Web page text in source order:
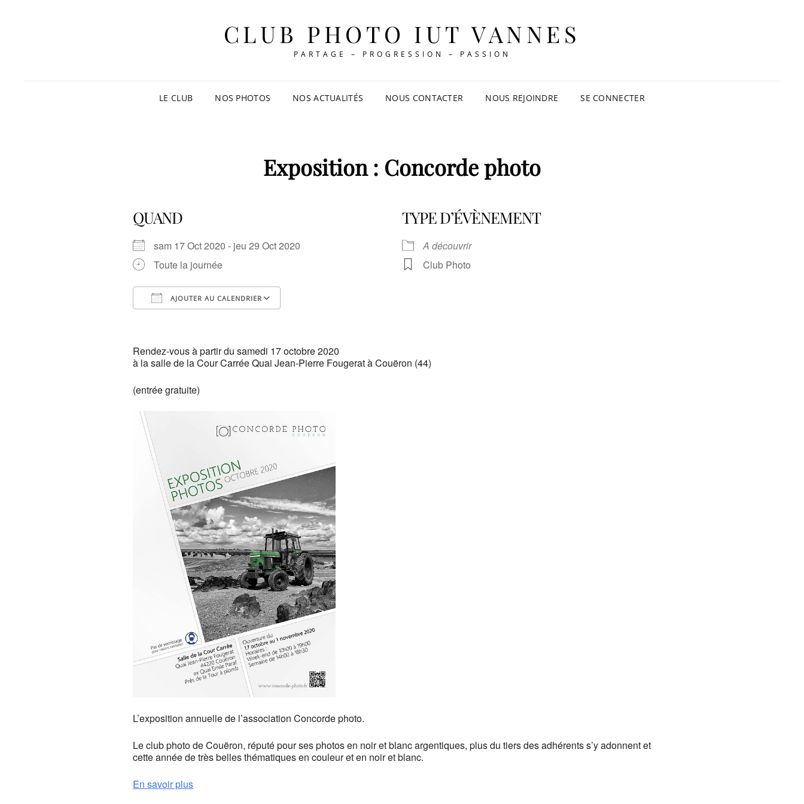
CLUB PHOTO IUT VANNES
PARTAGE – PROGRESSION – PASSION
LE CLUB NOS PHOTOS NOS ACTUALITÉS NOUS CONTACTER NOUS REJOINDRE SE CONNECTER
Exposition : Concorde photo
QUAND
sam 17 Oct 2020 - jeu 29 Oct 2020
Toute la journée
AJOUTER AU CALENDRIER
TYPE D’ÉVÈNEMENT
A découvrir
Club Photo
Rendez-vous à partir du samedi 17 octobre 2020
à la salle de la Cour Carrée Quai Jean-Pierre Fougerat à Couëron (44)
(entrée gratuite)
L’exposition annuelle de l’association Concorde photo.
Le club photo de Couëron, réputé pour ses photos en noir et blanc argentiques, plus du tiers des adhérents s’y adonnent et
cette année de très belles thématiques en couleur et en noir et blanc.
En savoir plus